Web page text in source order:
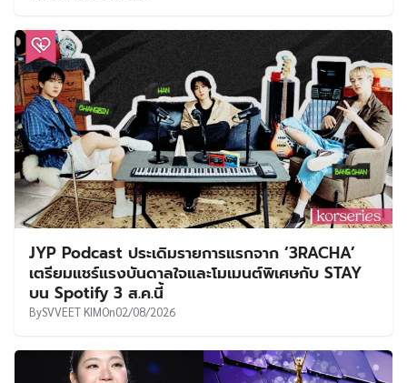
JYP Podcast ประเดิมรายการแรกจาก ‘3RACHA’
เตรียมแชร์แรงบันดาลใจและโมเมนต์พิเศษกับ STAY
บน Spotify 3 ส.ค.นี้
BySVVEET KIMOn02/08/2026